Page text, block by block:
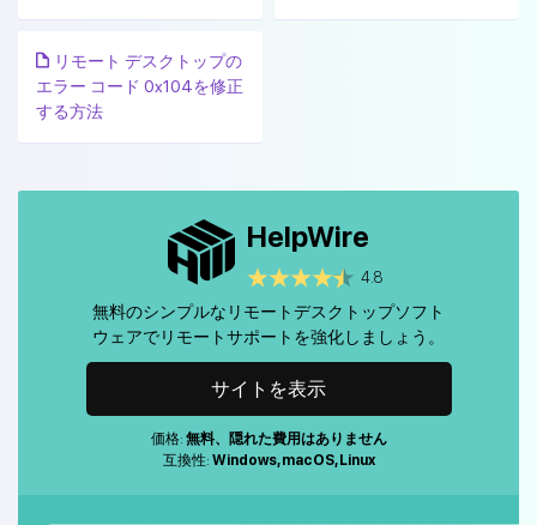
リモート デスクトップの
エラー コード 0x104を修正
する方法
HelpWire
4.8
無料のシンプルなリモートデスクトップソフト
ウェアでリモートサポートを強化しましょう。
サイトを表示
価格: 無料、隠れた費用はありません
互換性: Windows, macOS, Linux